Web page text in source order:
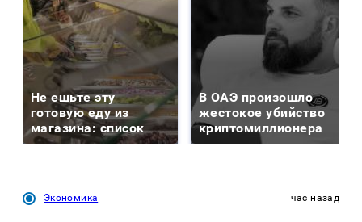
Не ешьте эту
готовую еду из
магазина: список
В ОАЭ произошло
жестокое убийство
криптомиллионера
Экономика час назад